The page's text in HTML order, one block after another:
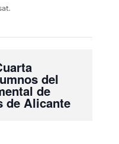
del
de
de Alicante